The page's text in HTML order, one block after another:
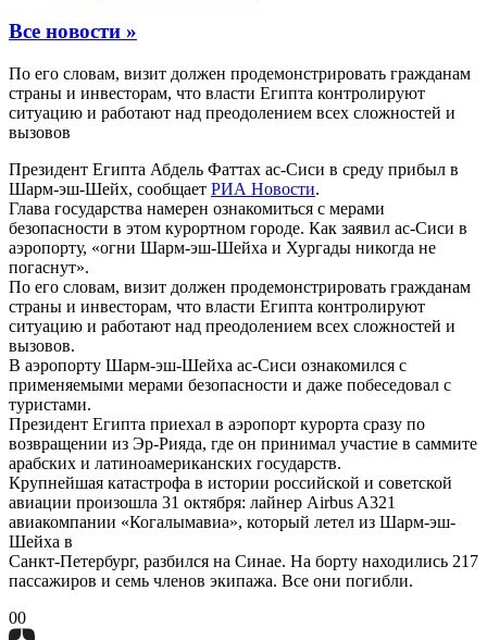
Все новости »
По его словам, визит должен продемонстрировать гражданам
страны и инвесторам, что власти Египта контролируют
ситуацию и работают над преодолением всех сложностей и
вызовов
Президент Египта Абдель Фаттах ас-Сиси в среду прибыл в
Шарм-эш-Шейх, сообщает РИА Новости.
Глава государства намерен ознакомиться с мерами
безопасности в этом курортном городе. Как заявил ас-Сиси в
аэропорту, «огни Шарм-эш-Шейха и Хургады никогда не
погаснут».
По его словам, визит должен продемонстрировать гражданам
страны и инвесторам, что власти Египта контролируют
ситуацию и работают над преодолением всех сложностей и
вызовов.
В аэропорту Шарм-эш-Шейха ас-Сиси ознакомился с
применяемыми мерами безопасности и даже побеседовал с
туристами.
Президент Египта приехал в аэропорт курорта сразу по
возвращении из Эр-Рияда, где он принимал участие в саммите
арабских и латиноамериканских государств.
Крупнейшая катастрофа в истории российской и советской
авиации произошла 31 октября: лайнер Airbus A321
авиакомпании «Когалымавиа», который летел из Шарм-эш-
Шейха в
Санкт-Петербург, разбился на Синае. На борту находились 217
пассажиров и семь членов экипажа. Все они погибли.
00